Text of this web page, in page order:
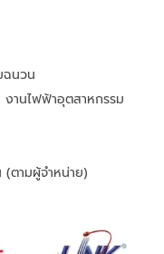
ฉนวน
านไฟฟ้าอุตสาหกรรม
(ตามผู้จำหน่าย)